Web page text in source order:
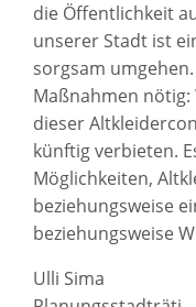
die Öffentlichkeit
unserer Stadt ist
sorgsam
Maßnahmen
dieser
künftig verbieten.
Möglichkeiten,
beziehungsweise
beziehungsweise
Ulli Sima